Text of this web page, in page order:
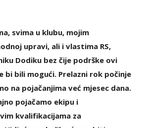
svima u klubu, mojim
upravi, ali i vlastima RS,
Dodiku bez čije podrške ovi
bi bili mogući. Prelazni rok počinje
na pojačanjima već mjesec dana.
pojačamo ekipu i
kvalifikacijama za